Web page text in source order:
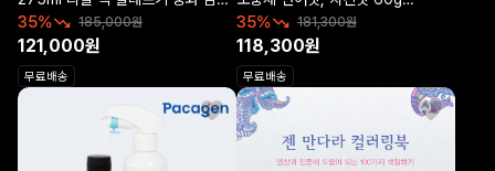
가정용
35% 185,000원
121,000원
무료배송
알레르기 중화 감소 간식영양제
35% 181,300원
118,300원
무료배송